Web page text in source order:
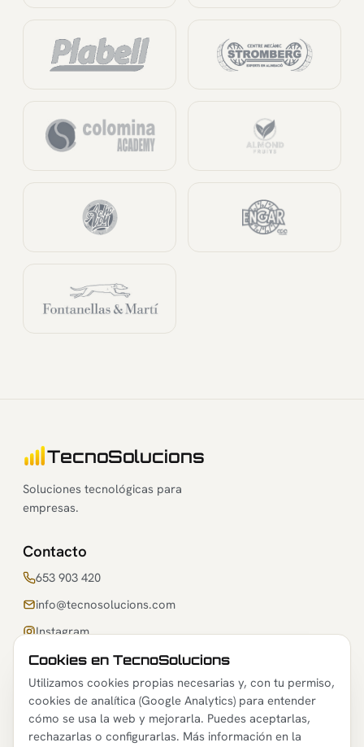
TecnoSolucions
Soluciones tecnológicas para
empresas.
Contacto
653 903 420
info@tecnosolucions.com
Instagram
Legal
Aviso legal
Política de privacidad
Cookies en TecnoSolucions
Utilizamos cookies propias necesarias y, con tu permiso,
cookies de analítica (Google Analytics) para entender
cómo se usa la web y mejorarla. Puedes aceptarlas,
rechazarlas o configurarlas. Más información en la